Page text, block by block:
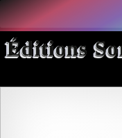
Aller
au
contenu
Éditions